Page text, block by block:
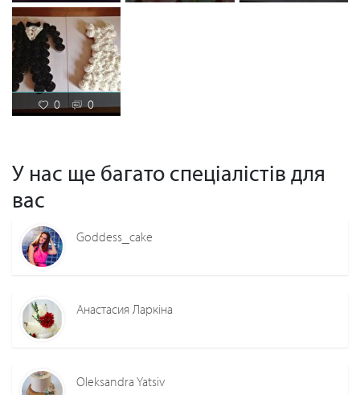
0 0
У нас ще багато спеціалістів для
вас
Goddess_cake
Анастасия Ларкіна
Oleksandra Yatsiv